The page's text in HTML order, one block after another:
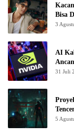
Bisa
3
AI
31 Juli
5